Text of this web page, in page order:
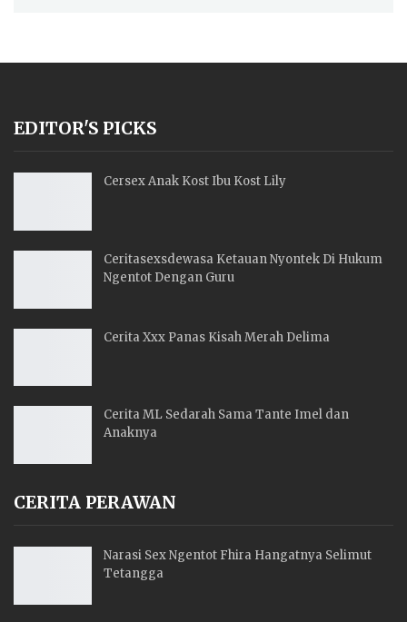
EDITOR'S PICKS
Cersex Anak Kost Ibu Kost Lily
Ceritasexsdewasa Ketauan Nyontek Di Hukum
Ngentot Dengan Guru
Cerita Xxx Panas Kisah Merah Delima
Cerita ML Sedarah Sama Tante Imel dan
Anaknya
CERITA PERAWAN
Narasi Sex Ngentot Fhira Hangatnya Selimut
Tetangga